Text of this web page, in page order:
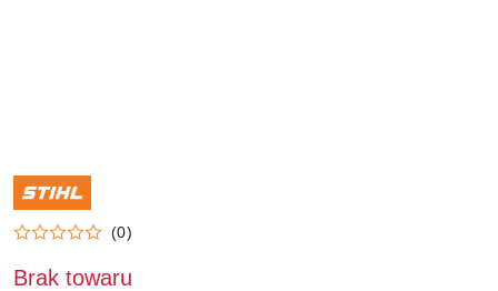
NAZWA
PRODUCENTA:
STIHL
(0)
Brak towaru